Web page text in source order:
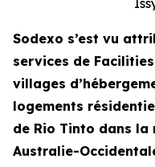
Sodexo s’est vu
services de
villages
logements
de Rio Tinto dans la
Australie-